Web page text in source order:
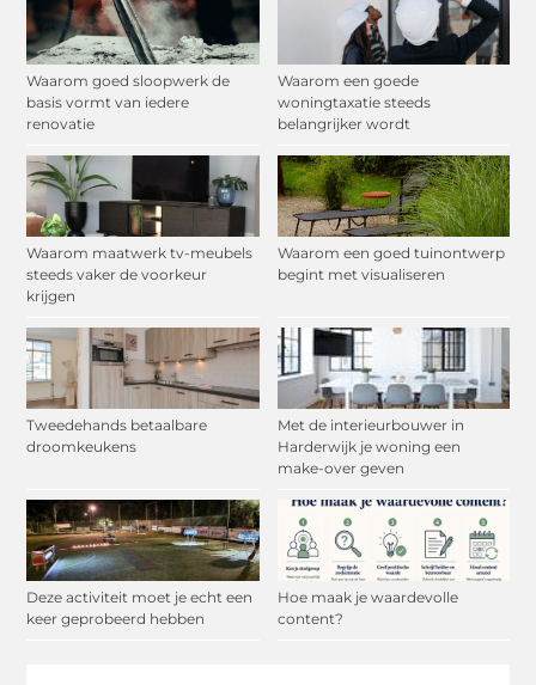
Waarom goed sloopwerk de
basis vormt van iedere
renovatie
Waarom een goede
woningtaxatie steeds
belangrijker wordt
Waarom maatwerk tv-meubels
steeds vaker de voorkeur
krijgen
Waarom een goed tuinontwerp
begint met visualiseren
Tweedehands betaalbare
droomkeukens
Met de interieurbouwer in
Harderwijk je woning een
make-over geven
Deze activiteit moet je echt een
keer geprobeerd hebben
Hoe maak je waardevolle
content?